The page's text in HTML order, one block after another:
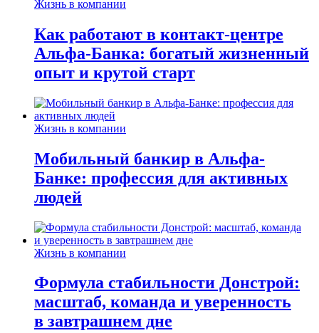
Жизнь в компании
Как работают в контакт-центре
Альфа-Банка: богатый жизненный
опыт и крутой старт
Жизнь в компании
Мобильный банкир в Альфа-
Банке: профессия для активных
людей
Жизнь в компании
Формула стабильности Донстрой:
масштаб, команда и уверенность
в завтрашнем дне